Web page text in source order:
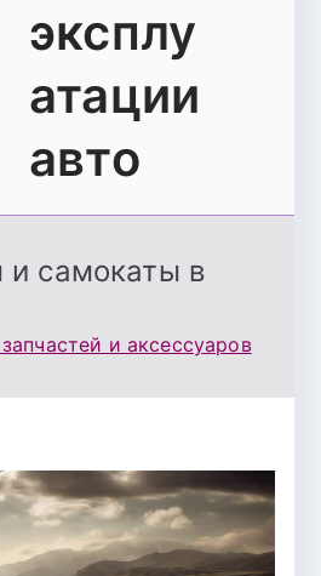
эксплу
атации
авто
и самокаты в
и аксессуаров